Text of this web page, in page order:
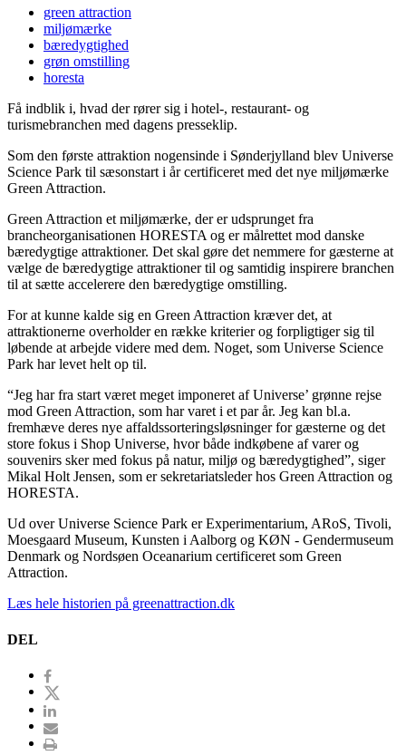
green attraction
miljømærke
bæredygtighed
grøn omstilling
horesta
Få indblik i, hvad der rører sig i hotel-, restaurant- og
turismebranchen med dagens presseklip.
Som den første attraktion nogensinde i Sønderjylland blev Universe
Science Park til sæsonstart i år certificeret med det nye miljømærke
Green Attraction.
Green Attraction et miljømærke, der er udsprunget fra
brancheorganisationen HORESTA og er målrettet mod danske
bæredygtige attraktioner. Det skal gøre det nemmere for gæsterne at
vælge de bæredygtige attraktioner til og samtidig inspirere branchen
til at sætte accelerere den bæredygtige omstilling.
For at kunne kalde sig en Green Attraction kræver det, at
attraktionerne overholder en række kriterier og forpligtiger sig til
løbende at arbejde videre med dem. Noget, som Universe Science
Park har levet helt op til.
“Jeg har fra start været meget imponeret af Universe’ grønne rejse
mod Green Attraction, som har varet i et par år. Jeg kan bl.a.
fremhæve deres nye affaldssorteringsløsninger for gæsterne og det
store fokus i Shop Universe, hvor både indkøbene af varer og
souvenirs sker med fokus på natur, miljø og bæredygtighed”, siger
Mikal Holt Jensen, som er sekretariatsleder hos Green Attraction og
HORESTA.
Ud over Universe Science Park er Experimentarium, ARoS, Tivoli,
Moesgaard Museum, Kunsten i Aalborg og KØN - Gendermuseum
Denmark og Nordsøen Oceanarium certificeret som Green
Attraction.
Læs hele historien på greenattraction.dk
DEL